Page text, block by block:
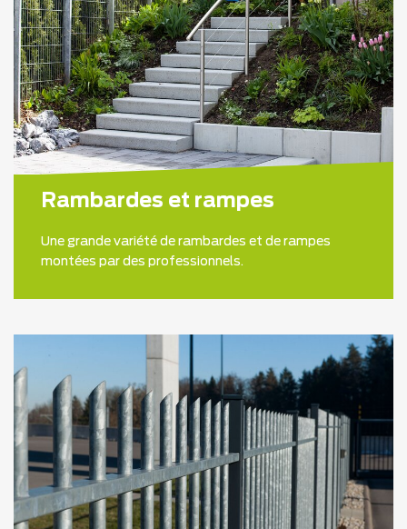
Rambardes et rampes
Une grande variété de rambardes et de rampes
montées par des professionnels.